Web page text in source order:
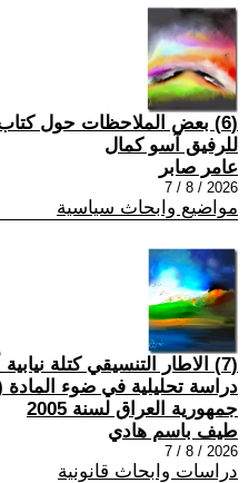
(6) بعض الملاحظات حول
للرفيق آسو كمال
عامر صابر
2026 / 8 / 7
مواضيع وابحاث سياسية
(7) الاطار التنسيقي كتلة
جمهورية العراق لسنة 2005
طيف باسم هادي
2026 / 8 / 7
دراسات وابحاث قانونية